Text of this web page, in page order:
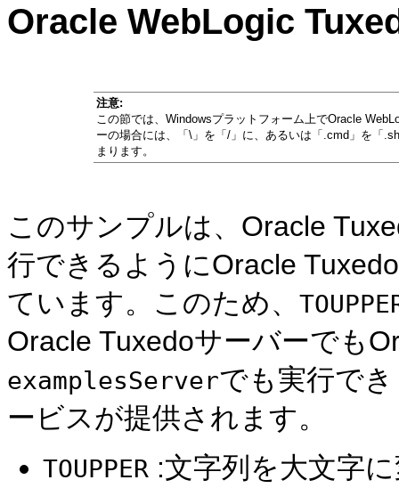
Oracle WebLogic
注意:
この節では、Windowsプラットフォーム上でOracle
ーの場合には、「\」を「/」に、あるいは「.cmd」を「
まります。
このサンプルは、Oracle
行できるようにOracle
ています。このため、
Oracle Tuxedoサーバーでも
examplesServerでも実行で
ービスが提供されます。
TOUPPER :文字列を大文字